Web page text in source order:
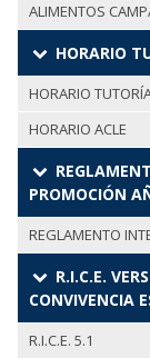
ALIMENTOS
HORARIO
HORARIO
HORARIO ACLE
PROMOCIÓN
REGLAMENTO
R.I.C.E.
CONVIVENCIA
R.I.C.E. 5.1